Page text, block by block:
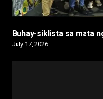
Buhay-siklista sa mata
July 17, 2026